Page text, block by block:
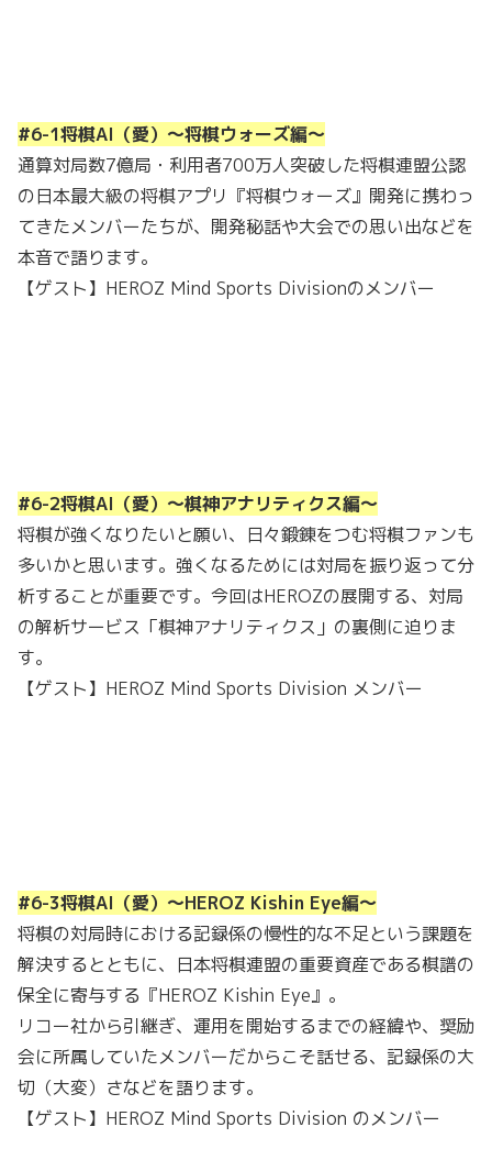
#6-1将棋AI（愛）〜将棋ウォーズ編〜
通算対局数7億局・利用者700万人突破した将棋連盟公認
の日本最大級の将棋アプリ『将棋ウォーズ』開発に携わっ
てきたメンバーたちが、開発秘話や大会での思い出などを
本音で語ります。
【ゲスト】HEROZ Mind Sports Divisionのメンバー
#6-2将棋AI（愛）〜棋神アナリティクス編〜
将棋が強くなりたいと願い、日々鍛錬をつむ将棋ファンも
多いかと思います。強くなるためには対局を振り返って分
析することが重要です。今回はHEROZの展開する、対局
の解析サービス「棋神アナリティクス」の裏側に迫りま
す。
【ゲスト】HEROZ Mind Sports Division メンバー
#6-3将棋AI（愛）〜HEROZ Kishin Eye編〜
将棋の対局時における記録係の慢性的な不足という課題を
解決するとともに、日本将棋連盟の重要資産である棋譜の
保全に寄与する『HEROZ Kishin Eye』。
リコー社から引継ぎ、運用を開始するまでの経緯や、奨励
会に所属していたメンバーだからこそ話せる、記録係の大
切（大変）さなどを語ります。
【ゲスト】HEROZ Mind Sports Division のメンバー